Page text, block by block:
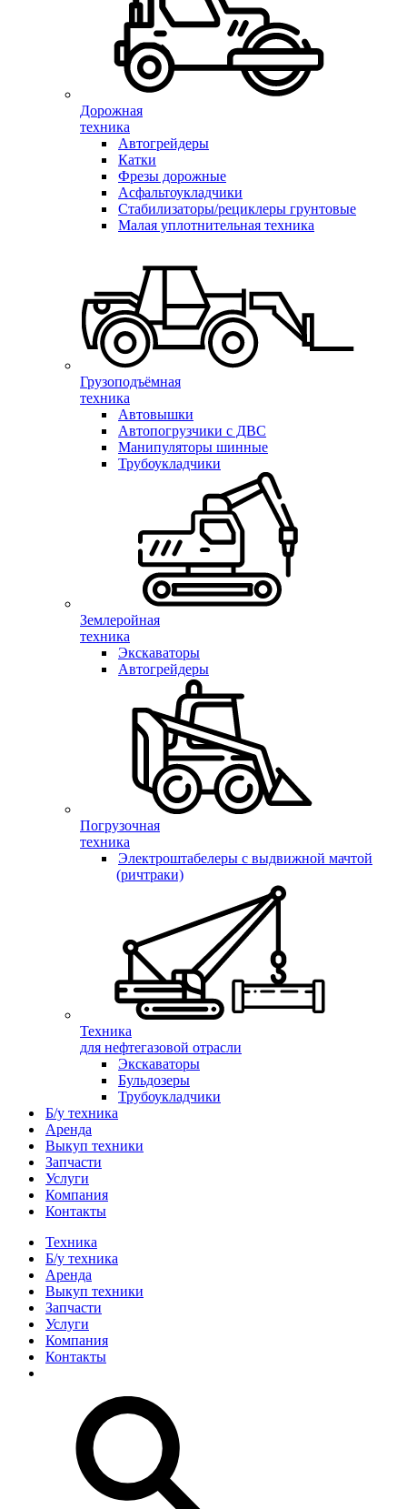
Дорожная
техника
Автогрейдеры
Катки
Фрезы дорожные
Асфальтоукладчики
Стабилизаторы/рециклеры грунтовые
Малая уплотнительная техника
Грузоподъёмная
техника
Автовышки
Автопогрузчики с ДВС
Манипуляторы шинные
Трубоукладчики
Землеройная
техника
Экскаваторы
Автогрейдеры
Погрузочная
техника
Электроштабелеры с выдвижной мачтой
(ричтраки)
Техника
для нефтегазовой отрасли
Экскаваторы
Бульдозеры
Трубоукладчики
Б/у техника
Аренда
Выкуп техники
Запчасти
Услуги
Компания
Контакты
Техника
Б/у техника
Аренда
Выкуп техники
Запчасти
Услуги
Компания
Контакты